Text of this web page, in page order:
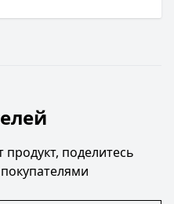
продукт, поделитесь